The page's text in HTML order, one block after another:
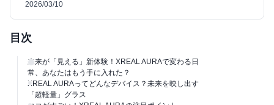
2026/03/10
目次
未来が「見える」新体験！XREAL AURAで変わる日
常、あなたはもう手に入れた？
XREAL AURAってどんなデバイス？未来を映し出す
「超軽量」グラス